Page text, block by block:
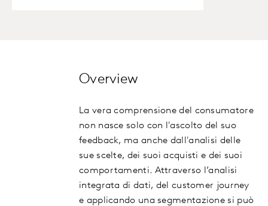
Overview
La vera comprensione del consumatore
non nasce solo con l'ascolto del suo
feedback, ma anche dall'analisi delle
sue scelte, dei suoi acquisti e dei suoi
comportamenti. Attraverso l’analisi
integrata di dati, del customer journey
e applicando una segmentazione si può